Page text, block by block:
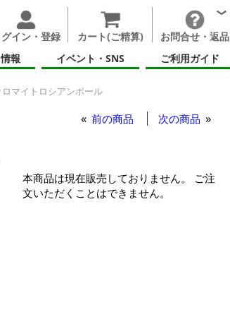
グイン・登録 カート(ご精算)
お問合せ・返品
報 イベント・SNS ご利用ガイド
ロマイトロシアンボール
前の商品 次の商品
本商品は現在販売しておりません。 ご注
文いただくことはできません。